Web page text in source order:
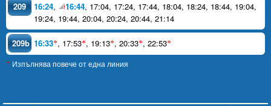
209 16:24, 16:44, 17:04, 17:24, 17:44, 18:04, 18:24, 18:44, 19:04,
19:24, 19:44, 20:04, 20:24, 20:44, 21:14
209b 16:33*, 17:53*, 19:13*, 20:33*, 22:53*
* Изпълнява повече от една линия